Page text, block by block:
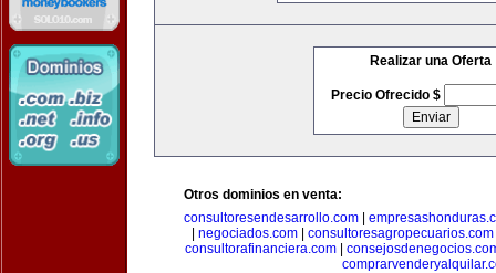
Realizar una Oferta
Precio Ofrecido $
Otros dominios en venta:
consultoresendesarrollo.com
negociados.com consultoresagropecuarios.com
consultorafinanciera.com|